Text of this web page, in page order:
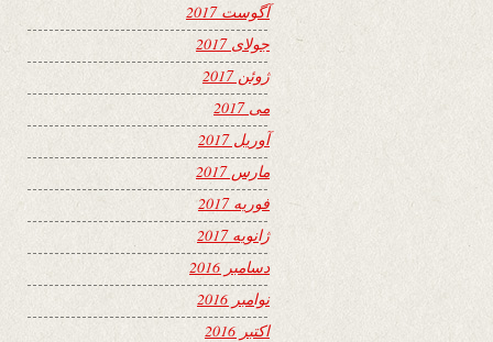
آگوست 2017
جولای 2017
ژوئن 2017
می 2017
آوریل 2017
مارس 2017
فوریه 2017
ژانویه 2017
دسامبر 2016
نوامبر 2016
اکتبر 2016